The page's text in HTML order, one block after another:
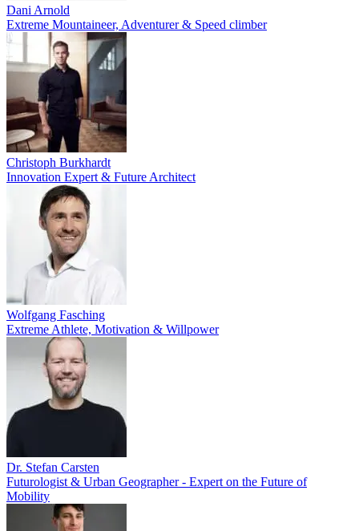
Dani Arnold
Extreme Mountaineer, Adventurer & Speed climber
Christoph Burkhardt
Innovation Expert & Future Architect
Wolfgang Fasching
Extreme Athlete, Motivation & Willpower
Dr. Stefan Carsten
Futurologist & Urban Geographer - Expert on the Future of
Mobility